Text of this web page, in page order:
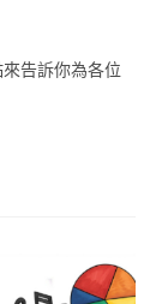
告訴你為各位